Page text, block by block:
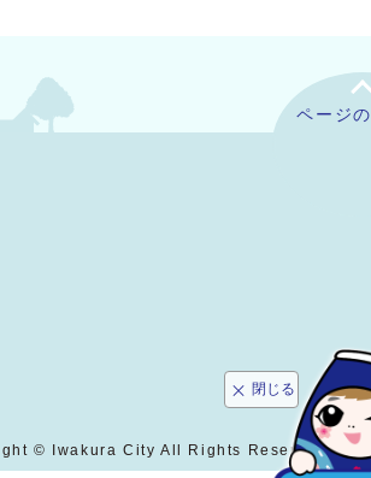
閉じる
ページ
© Iwakura City All Rights Reserved.